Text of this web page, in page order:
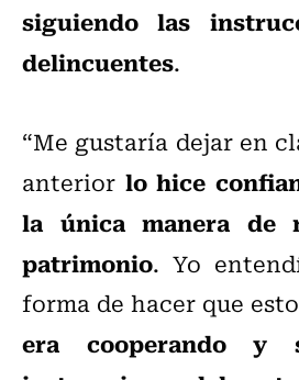
siguiendo las
delincuentes.
“Me gustaría dejar en
anterior lo hice
la única manera de
patrimonio. Yo
forma de hacer que
era cooperando y